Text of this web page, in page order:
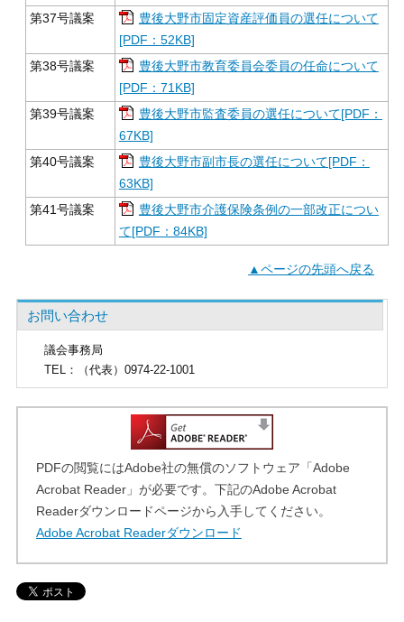
第37号議案
豊後大野市固定資産評価員の選任について
[PDF：52KB]
第38号議案
豊後大野市教育委員会委員の任命について
[PDF：71KB]
第39号議案
豊後大野市監査委員の選任について[PDF：
67KB]
第40号議案
豊後大野市副市長の選任について[PDF：
63KB]
第41号議案
豊後大野市介護保険条例の一部改正につい
て[PDF：84KB]
▲ページの先頭へ戻る
お問い合わせ
議会事務局
TEL ：（代表）0974-22-1001
PDFの閲覧にはAdobe社の無償のソフトウェア「Adobe
Acrobat Reader」が必要です。下記のAdobe Acrobat
Readerダウンロードページから入手してください。
Adobe Acrobat Readerダウンロード